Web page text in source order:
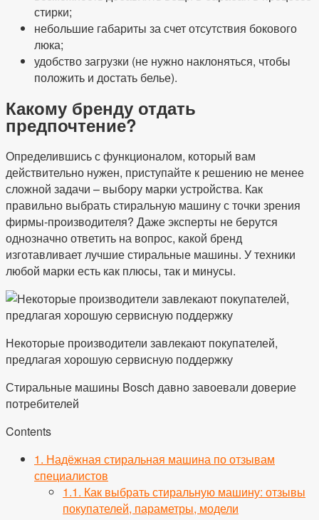
стирки;
небольшие габариты за счет отсутствия бокового
люка;
удобство загрузки (не нужно наклоняться, чтобы
положить и достать белье).
Какому бренду отдать
предпочтение?
Определившись с функционалом, который вам
действительно нужен, приступайте к решению не менее
сложной задачи – выбору марки устройства. Как
правильно выбрать стиральную машину с точки зрения
фирмы-производителя? Даже эксперты не берутся
однозначно ответить на вопрос, какой бренд
изготавливает лучшие стиральные машины. У техники
любой марки есть как плюсы, так и минусы.
Некоторые производители завлекают покупателей,
предлагая хорошую сервисную поддержку
Стиральные машины Bosch давно завоевали доверие
потребителей
Contents
1. Надёжная стиральная машина по отзывам
специалистов
1.1. Как выбрать стиральную машину: отзывы
покупателей, параметры, модели